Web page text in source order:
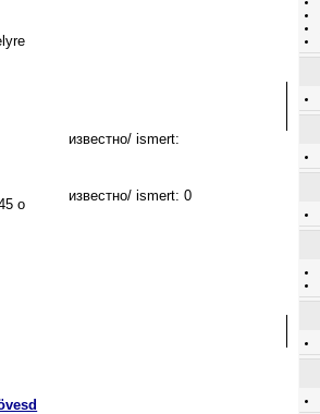
известно/ ismert:
о
известно/ ismert: 0